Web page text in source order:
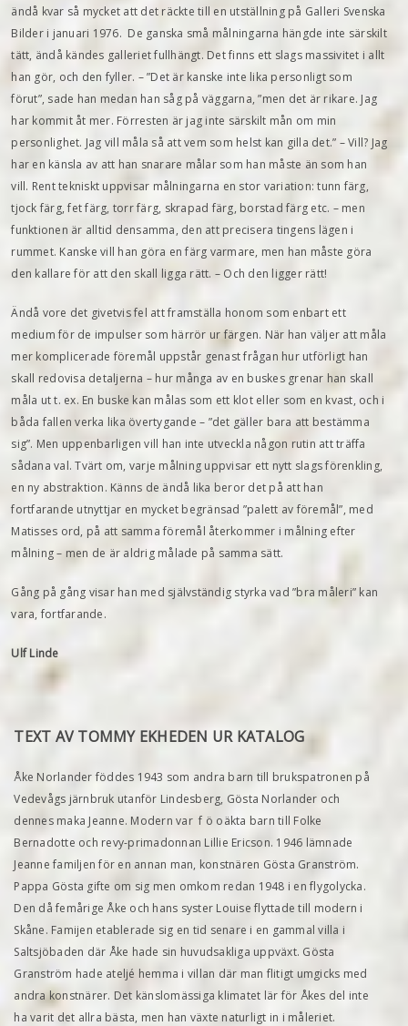
ändå kvar så mycket att det räckte till en utställning på Galleri Svenska
Bilder i januari 1976. De ganska små målningarna hängde inte särskilt
tätt, ändå kändes galleriet fullhängt. Det finns ett slags massivitet i allt
han gör, och den fyller. – ”Det är kanske inte lika personligt som
förut”, sade han medan han såg på väggarna, ”men det är rikare. Jag
har kommit åt mer. Förresten är jag inte särskilt mån om min
personlighet. Jag vill måla så att vem som helst kan gilla det.” – Vill? Jag
har en känsla av att han snarare målar som han måste än som han
vill. Rent tekniskt uppvisar målningarna en stor variation: tunn färg,
tjock färg, fet färg, torr färg, skrapad färg, borstad färg etc. – men
funktionen är alltid densamma, den att precisera tingens lägen i
rummet. Kanske vill han göra en färg varmare, men han måste göra
den kallare för att den skall ligga rätt. – Och den ligger rätt!
Ändå vore det givetvis fel att framställa honom som enbart ett
medium för de impulser som härrör ur färgen. När han väljer att måla
mer komplicerade föremål uppstår genast frågan hur utförligt han
skall redovisa detalj­erna – hur många av en buskes grenar han skall
måla ut t. ex. En buske kan målas som ett klot eller som en kvast, och i
båda fallen verka lika övertygande – ”det gäller bara att bestämma
sig”. Men uppenbarligen vill han inte utveckla någon rutin att träffa
sådana val. Tvärt om, varje målning uppvisar ett nytt slags förenkling,
en ny abstraktion. Känns de ändå lika beror det på att han
fortfarande utnyttjar en mycket begränsad ”palett av föremål”, med
Matisses ord, på att samma föremål återkommer i målning efter
målning – men de är aldrig målade på samma sätt.
Gång på gång visar han med självständig styrka vad ”bra måleri” kan
vara, fortfarande.
Ulf Linde
TEXT AV TOMMY EKHEDEN UR KATALOG
Åke Norlander föddes 1943 som andra barn till brukspatronen på
Vedevågs järnbruk utanför Lindesberg, Gösta Norlander och
dennes maka Jeanne. Modern var f ö oäkta barn till Folke
Bernadotte och revy-primadonnan Lillie Ericson. 1946 lämnade
Jeanne familjen för en annan man, konstnären Gösta Granström.
Pappa Gösta gifte om sig men omkom redan 1948 i en flygolycka.
Den då femårige Åke och hans syster Louise flyttade till modern i
Skåne. Famijen etablerade sig en tid senare i en gammal villa i
Saltsjöbaden där Åke hade sin huvudsakliga uppväxt. Gösta
Granström hade ateljé hemma i villan där man flitigt umgicks med
andra konstnärer. Det känslomässiga klimatet lär för Åkes del inte
ha varit det allra bästa, men han växte naturligt in i måleriet.